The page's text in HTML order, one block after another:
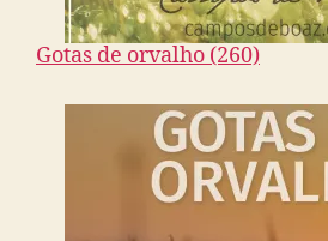
Gotas de orvalho (260)